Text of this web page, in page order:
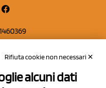
50.000,00 i.v.
Rifiuta cookie non necessari ✕
alcuni dati